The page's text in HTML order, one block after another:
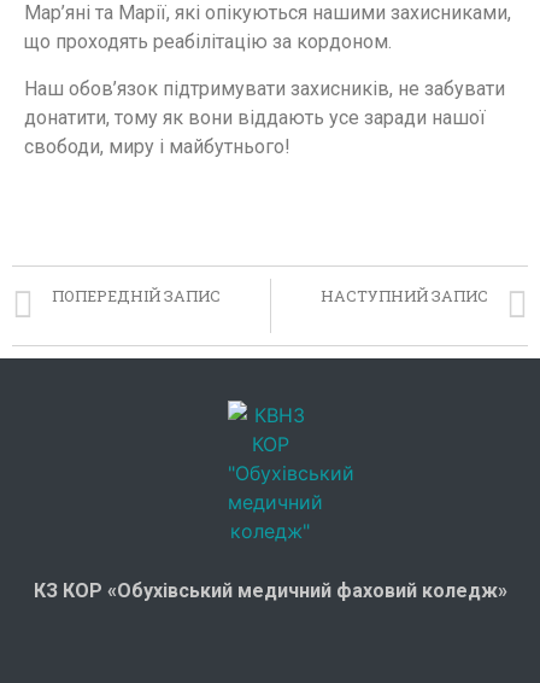
Мар’яні та Марії, які опікуються нашими захисниками,
що проходять реабілітацію за кордоном.
Наш обов’язок підтримувати захисників, не забувати
донатити, тому як вони віддають усе заради нашої
свободи, миру і майбутнього!
ПОПЕРЕДНІЙ ЗАПИС НАСТУПНИЙ ЗАПИС
КЗ КОР «Обухівський медичний фаховий коледж»